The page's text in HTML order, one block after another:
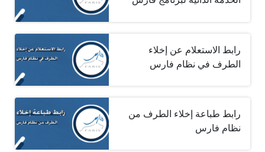
رابط الاستعلام عن إخلاء
الطرف في نظام فارس
رابط طباعة إخلاء الطرف من
نظام فارس